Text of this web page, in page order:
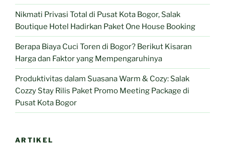
Luncurkan
Longstay
Package
dengan
Standar
Salak
Hospitality”
Nikmati Privasi Total di Pusat Kota Bogor, Salak
Boutique Hotel Hadirkan Paket One House Booking
Berapa Biaya Cuci Toren di Bogor? Berikut Kisaran
Harga dan Faktor yang Mempengaruhinya
Produktivitas dalam Suasana Warm & Cozy: Salak
Cozzy Stay Rilis Paket Promo Meeting Package di
Pusat Kota Bogor
ARTIKEL